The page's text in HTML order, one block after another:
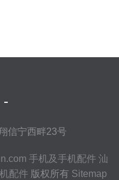
-
信宁西畔23号
手机及手机配件 汕
配件版权所有 Sitemap